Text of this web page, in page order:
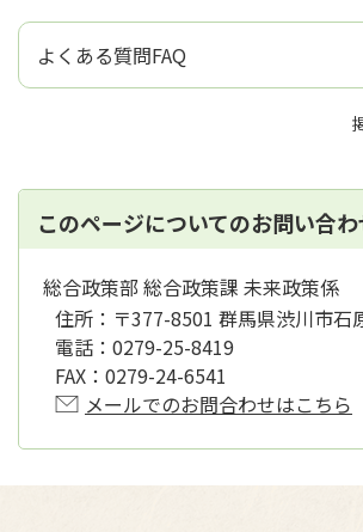
よくある質問FAQ
このページについてのお問い合
総合政策部 総合政策課 未来政策係
住所： 〒377-8501 群馬県渋川市石
電話： 0279-25-8419
FAX： 0279-24-6541
メールでのお問合わせはこちら